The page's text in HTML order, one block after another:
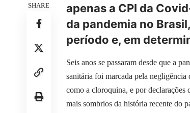
SHARE
apenas a CPI da
da pandemia no
período e, em
Seis anos se passaram desde que a
sanitária foi marcada pela negligência
como a cloroquina, e por
mais sombrios da história recente do